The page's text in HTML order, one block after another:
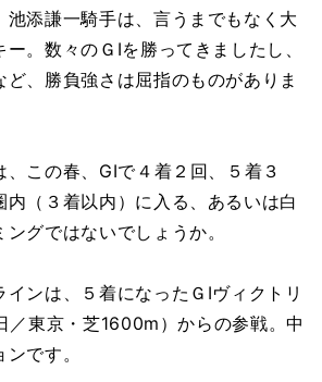
池添謙一騎手は、言うまでもなく大
。数々のＧⅠを勝ってきましたし、
、勝負強さは屈指のものがありま
この春、GⅠで４着２回、５着３
内（３着以内）に入る、あるいは白
グではないでしょうか。
ンは、５着になったＧⅠヴィクトリ
／東京・芝1600m）からの参戦。中
です。